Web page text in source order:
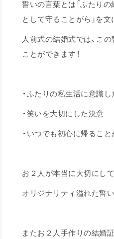
誓いの言葉とは「ふたり
として守ることがら」を
人前式の結婚式では、こ
ことができます！
・ふたりの私生活に意識
・笑いを大切にした決意
・いつでも初心に帰
お２人が本当に大切にし
オリジナリティ溢れた誓
またお２人手作りの結婚